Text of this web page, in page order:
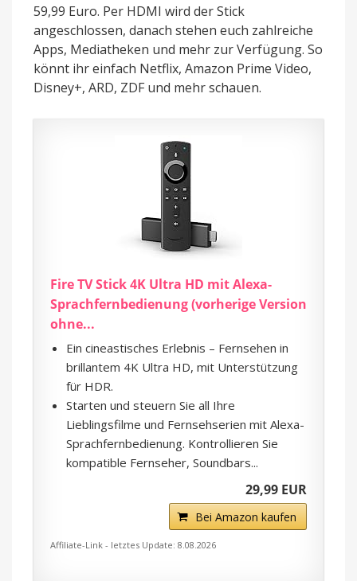
59,99 Euro. Per HDMI wird der Stick
angeschlossen, danach stehen euch zahlreiche
Apps, Mediatheken und mehr zur Verfügung. So
könnt ihr einfach Netflix, Amazon Prime Video,
Disney+, ARD, ZDF und mehr schauen.
Fire TV Stick 4K Ultra HD mit Alexa-
Sprachfernbedienung (vorherige Version
ohne...
Ein cineastisches Erlebnis – Fernsehen in
brillantem 4K Ultra HD, mit Unterstützung
für HDR.
Starten und steuern Sie all Ihre
Lieblingsfilme und Fernsehserien mit Alexa-
Sprachfernbedienung. Kontrollieren Sie
kompatible Fernseher, Soundbars...
29,99 EUR
Bei Amazon kaufen
Affiliate-Link - letztes Update: 8.08.2026